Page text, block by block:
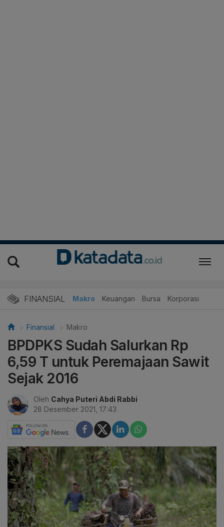
FINANSIAL Makro Keuangan Bursa Korporasi
Finansial Makro
BPDPKS Sudah Salurkan Rp
6,59 T untuk Peremajaan Sawit
Sejak 2016
Oleh Cahya Puteri Abdi Rabbi
28 Desember 2021, 17:43